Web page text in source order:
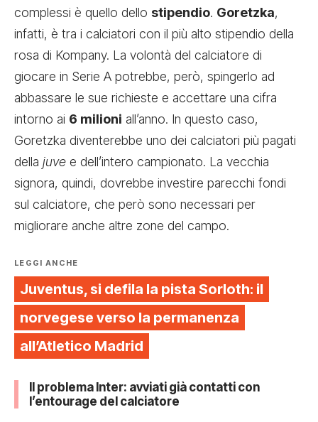
complessi è quello dello stipendio. Goretzka,
infatti, è tra i calciatori con il più alto stipendio della
rosa di Kompany. La volontà del calciatore di
giocare in Serie A potrebbe, però, spingerlo ad
abbassare le sue richieste e accettare una cifra
intorno ai 6 milioni all’anno. In questo caso,
Goretzka diventerebbe uno dei calciatori più pagati
della juve e dell’intero campionato. La vecchia
signora, quindi, dovrebbe investire parecchi fondi
sul calciatore, che però sono necessari per
migliorare anche altre zone del campo.
LEGGI ANCHE
Juventus, si defila la pista Sorloth: il
norvegese verso la permanenza
all’Atletico Madrid
Il problema Inter: avviati già contatti con
l’entourage del calciatore